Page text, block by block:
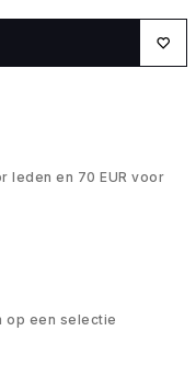
leden en 70 EUR voor
op een selectie